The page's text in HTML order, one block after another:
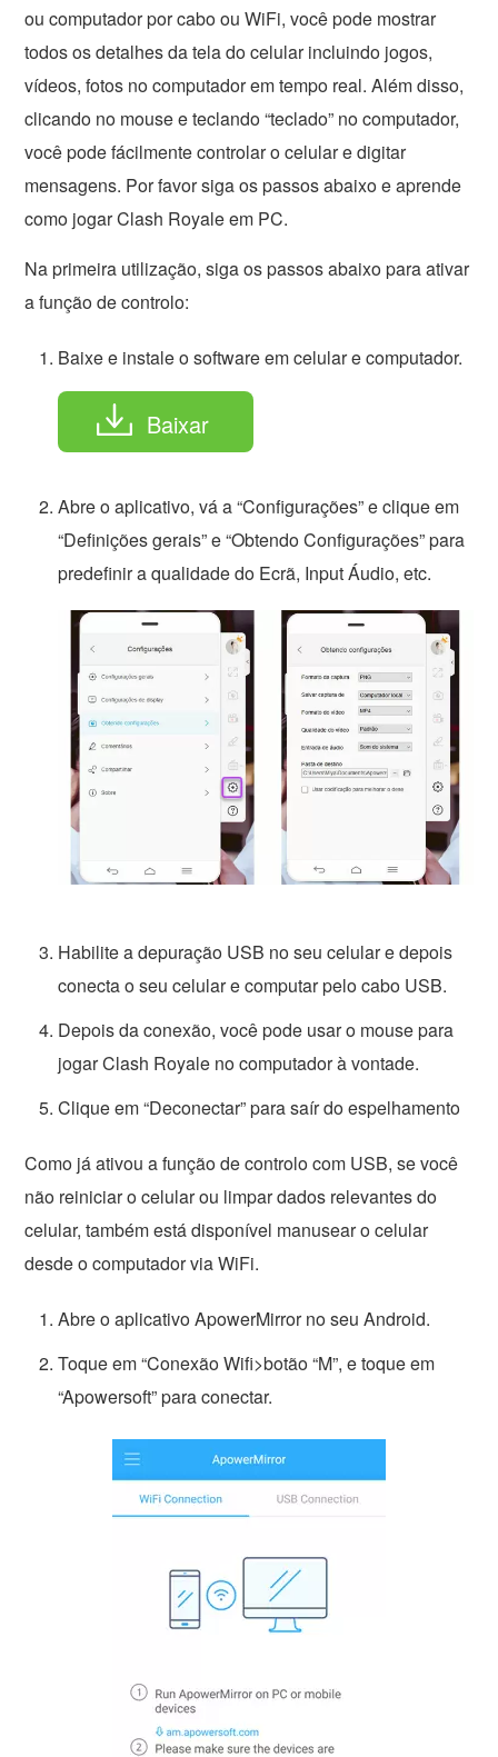
ou computador por cabo ou WiFi, você pode mostrar
todos os detalhes da tela do celular incluindo jogos,
vídeos, fotos no computador em tempo real. Além disso,
clicando no mouse e teclando “teclado” no computador,
você pode fácilmente controlar o celular e digitar
mensagens. Por favor siga os passos abaixo e aprende
como jogar Clash Royale em PC.
Na primeira utilização, siga os passos abaixo para ativar
a função de controlo:
Baixe e instale o software em celular e computador.
Baixar
Abre o aplicativo, vá a “Configurações” e clique em
“Definições gerais” e “Obtendo Configurações” para
predefinir a qualidade do Ecrã, Input Áudio, etc.
Habilite a depuração USB no seu celular e depois
conecta o seu celular e computar pelo cabo USB.
Depois da conexão, você pode usar o mouse para
jogar Clash Royale no computador à vontade.
Clique em “Deconectar” para saír do espelhamento
Como já ativou a função de controlo com USB, se você
não reiniciar o celular ou limpar dados relevantes do
celular, também está disponível manusear o celular
desde o computador via WiFi.
Abre o aplicativo ApowerMirror no seu Android.
Toque em “Conexão Wifi>botão “M”, e toque em
“Apowersoft” para conectar.